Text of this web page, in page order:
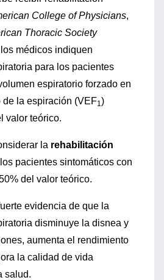
College of Physicians,
Thoracic Society
médicos indiquen
para los pacientes
espiratorio forzado en
de la espiración (VEF1)
valor teórico.
la rehabilitación
pacientes sintomáticos con
del valor teórico.
evidencia de que la
disminuye la disnea y
aumenta el rendimiento
la calidad de vida
salud.